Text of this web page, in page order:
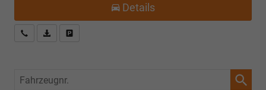
Details
Kostenloser Rückruf-Service
PDF-Datei, Fahrzeugexposé drucken
Fahrzeugnr.